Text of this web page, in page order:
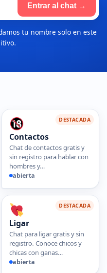
Entrar al chat →
tu nombre solo en este
DESTACADA
Contactos
Chat de contactos gratis y
sin registro para hablar con
hombres y…
abierta
DESTACADA
Ligar
Chat para ligar gratis y sin
registro. Conoce chicos y
chicas con ganas…
abierta